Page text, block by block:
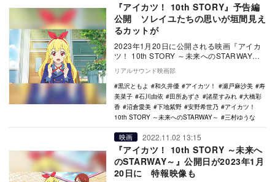
『アイカツ！ 10th STORY』予告編
公開 ソレイユたちの思いが垣間見え
るカットが
2023年1月20日に公開される映画『アイカ
ツ！ 10th STORY ～未来へのSTARWAY
リアルサウンド映画部
黒沢ともよ
和久井優 アイカツ！ 瀬戸麻沙美
寿
美菜子
石川由依 田所あずさ 諸星すみれ
大橋彩
香
沼倉愛美 下地紫野 安野希世乃
アイカツ！
10th STORY ～未来へのSTARWAY～
三村ゆうな
映画 2022.11.02 13:15
『アイカツ！ 10th STORY ～未来へ
のSTARWAY～』公開日が2023年1月
20日に 特報映像も